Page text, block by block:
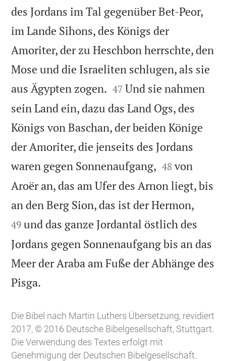
des Jordans im Tal gegenüber Bet-Peor,
im Lande Sihons, des Königs der
Amoriter, der zu Heschbon herrschte, den
Mose und die Israeliten schlugen, als sie
aus Ägypten zogen. 

47 Und sie nahmen
sein Land ein, dazu das Land Ogs, des
Königs von Baschan, der beiden Könige
der Amoriter, die jenseits des Jordans
waren gegen Sonnenaufgang, 

48 von
Aroër an, das am Ufer des Arnon liegt, bis
an den Berg Sion, das ist der Hermon,
49 und das ganze Jordantal östlich des
Jordans gegen Sonnenaufgang bis an das
Meer der Araba am Fuße der Abhänge des
Pisga.
Die Bibel nach Martin Luthers Übersetzung, revidiert
2017, © 2016 Deutsche Bibelgesellschaft, Stuttgart.
Die Verwendung des Textes erfolgt mit
Genehmigung der Deutschen Bibelgesellschaft.